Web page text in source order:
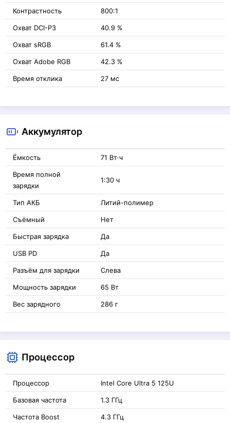
Контрастность 800:1
Охват DCI-P3 40.9 %
Охват sRGB 61.4 %
Охват Adobe RGB 42.3 %
Время отклика 27 мс
Аккумулятор
Ёмкость 71 Вт·ч
Время полной
зарядки
1:30 ч
Тип АКБ Литий-полимер
Съёмный Нет
Быстрая зарядка Да
USB PD Да
Разъём для зарядки Слева
Мощность зарядки 65 Вт
Вес зарядного 286 г
Процессор
Процессор Intel Core Ultra 5 125U
Базовая частота 1.3 ГГц
Частота Boost 4.3 ГГц